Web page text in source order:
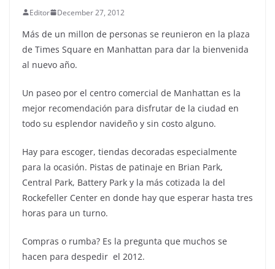
Editor December 27, 2012
Más de un millon de personas se reunieron en la plaza
de Times Square en Manhattan para dar la bienvenida
al nuevo año.
Un paseo por el centro comercial de Manhattan es la
mejor recomendación para disfrutar de la ciudad en
todo su esplendor navideño y sin costo alguno.
Hay para escoger, tiendas decoradas especialmente
para la ocasión. Pistas de patinaje en Brian Park,
Central Park, Battery Park y la más cotizada la del
Rockefeller Center en donde hay que esperar hasta tres
horas para un turno.
Compras o rumba? Es la pregunta que muchos se
hacen para despedir el 2012.